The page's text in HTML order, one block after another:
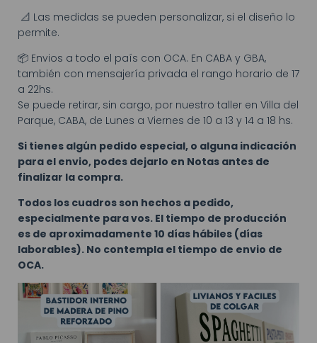
📐 Las medidas se pueden personalizar, si el diseño lo
permite.
📦 Envios a todo el país con OCA. En CABA y GBA,
también con mensajería privada el rango horario de 17
a 22hs.
Se puede retirar, sin cargo, por nuestro taller en Villa del
Parque, CABA, de Lunes a Viernes de 10 a 13 y 14 a 18 hs.
Si tienes algún pedido especial, o alguna indicación
para el envio, podes dejarlo en Notas antes de
finalizar la compra.
Todos los cuadros son hechos a pedido,
especialmente para vos. El tiempo de producción
es de aproximadamente 10 días hábiles (días
laborables). No contempla el tiempo de envio de
OCA.